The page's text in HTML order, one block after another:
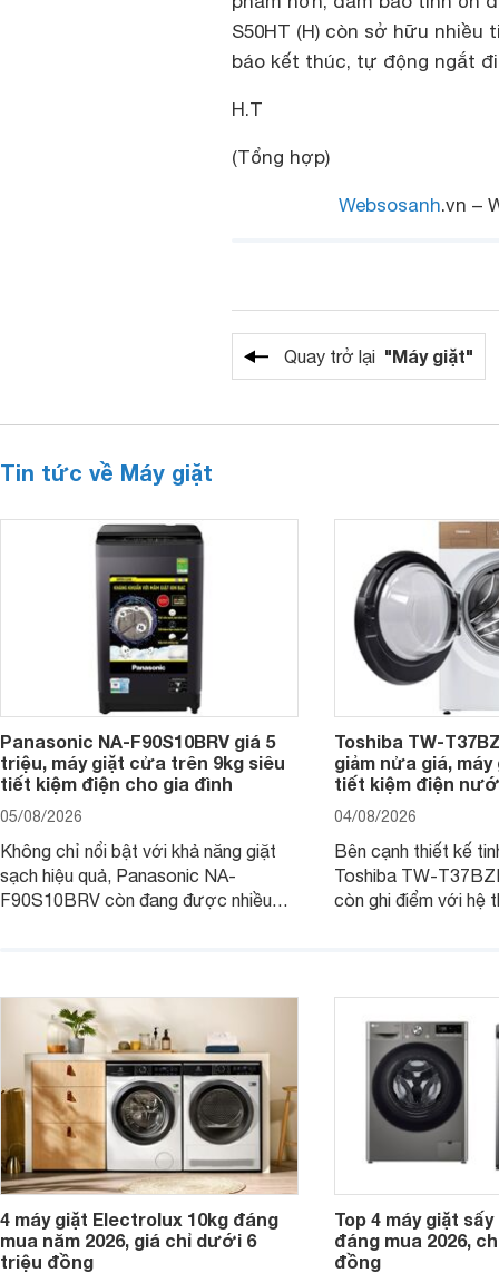
S50HT (H) còn sở hữu
báo kết thúc, tự động ngắt
H.T
(Tổng hợp)
Websosanh.vn –
Quay trở lại "Máy giặt"
Tin tức về Máy giặt
Panasonic NA-F90S10BRV giá 5
triệu, máy giặt cửa trên 9kg siêu
tiết kiệm điện cho gia đình
05/08/2026
Không chỉ nổi bật với khả năng giặt
sạch hiệu quả, Panasonic NA-
F90S10BRV còn đang được nhiều
giặt cửa trên 9kg.
Toshiba TW-
giảm nửa giá,
tiết kiệm điện
04/08/2026
Bên cạnh thiết kế
Toshiba TW-
còn ghi điểm với hệ
giặt.
4 máy giặt Electrolux 10kg đáng
mua năm 2026, giá chỉ dưới 6
triệu đồng
Top 4 máy giặt
đáng mua 2026,
đồng